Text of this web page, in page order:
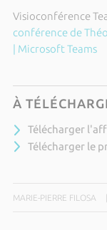
Visioconférence
conférence de
| Microsoft Teams
À
Télécharger
Télécharger le
MARIE-PIERRE FILOSA